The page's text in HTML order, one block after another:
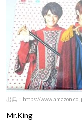
出典： https://
Mr.King